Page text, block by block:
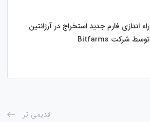
راه اندازی فارم جدید استخراج در آرژانتین
توسط شرکت Bitfarms
قدیمی تر